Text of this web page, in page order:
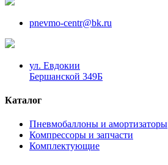
pnevmo-centr@bk.ru
ул. Евдокии
Бершанской 349Б
Каталог
Пневмобаллоны и амортизаторы
Компрессоры и запчасти
Комплектующие